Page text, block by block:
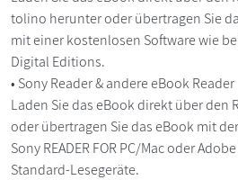
tolino herunter oder übertragen Sie
mit einer kostenlosen Software wie
Digital Editions.
• Sony Reader & andere eBook Reader
Laden Sie das eBook direkt über den
oder übertragen Sie das eBook mit
Sony READER FOR PC/Mac oder
Standard-Lesegeräte.